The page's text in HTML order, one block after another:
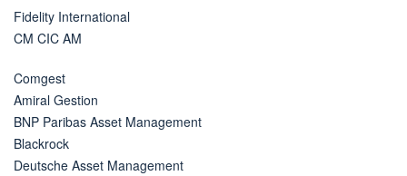
Fidelity International
CM CIC AM
Comgest
Amiral Gestion
BNP Paribas Asset Management
Blackrock
Deutsche Asset Management